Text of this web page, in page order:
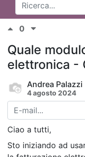
0
Quale
elettronica -
Andrea Palazzi
4 agosto 2024
Ciao a tutti,
Sto iniziando ad